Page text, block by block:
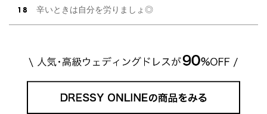
辛いときは自分を労りましょ◎